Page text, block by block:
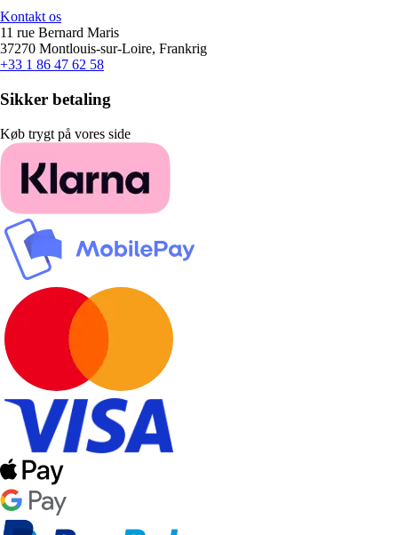
Kontakt os
11 rue Bernard Maris
37270 Montlouis-sur-Loire, Frankrig
+33 1 86 47 62 58
Sikker betaling
Køb trygt på vores side